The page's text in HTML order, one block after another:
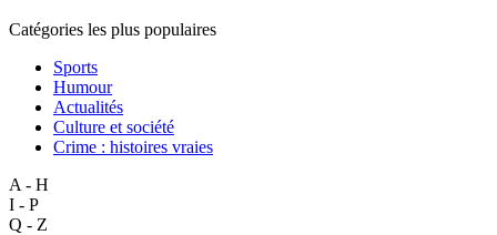
Catégories les plus populaires
Sports
Humour
Actualités
Culture et société
Crime : histoires vraies
A - H
I - P
Q - Z